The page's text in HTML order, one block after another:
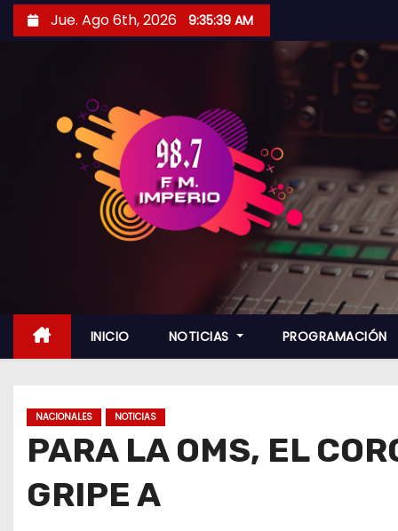
i
Jue. Ago 6th, 2026 9:35:40 AM
INICIO NOTICIAS PROGRAMACIÓN
NACIONALES NOTICIAS
PARA LA OMS, EL
GRIPE A